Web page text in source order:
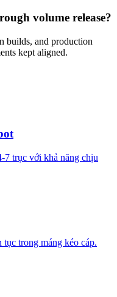
volume release?
builds, and production
kept aligned.
7 trục với khả năng chịu
trong máng kéo cáp.